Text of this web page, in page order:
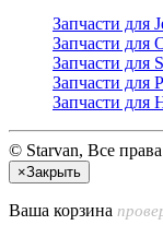
Запчасти для
Запчасти для
Запчасти для
Запчасти для
Запчасти для
© Starvan, Все
×Закрыть
Ваша корзина